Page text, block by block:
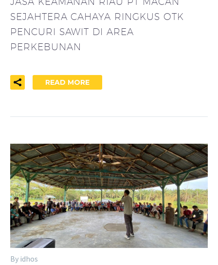
SEJAHTERA CAHAYA RINGKUS OTK
PENCURI SAWIT DI AREA
PERKEBUNAN
READ MORE
By idhos